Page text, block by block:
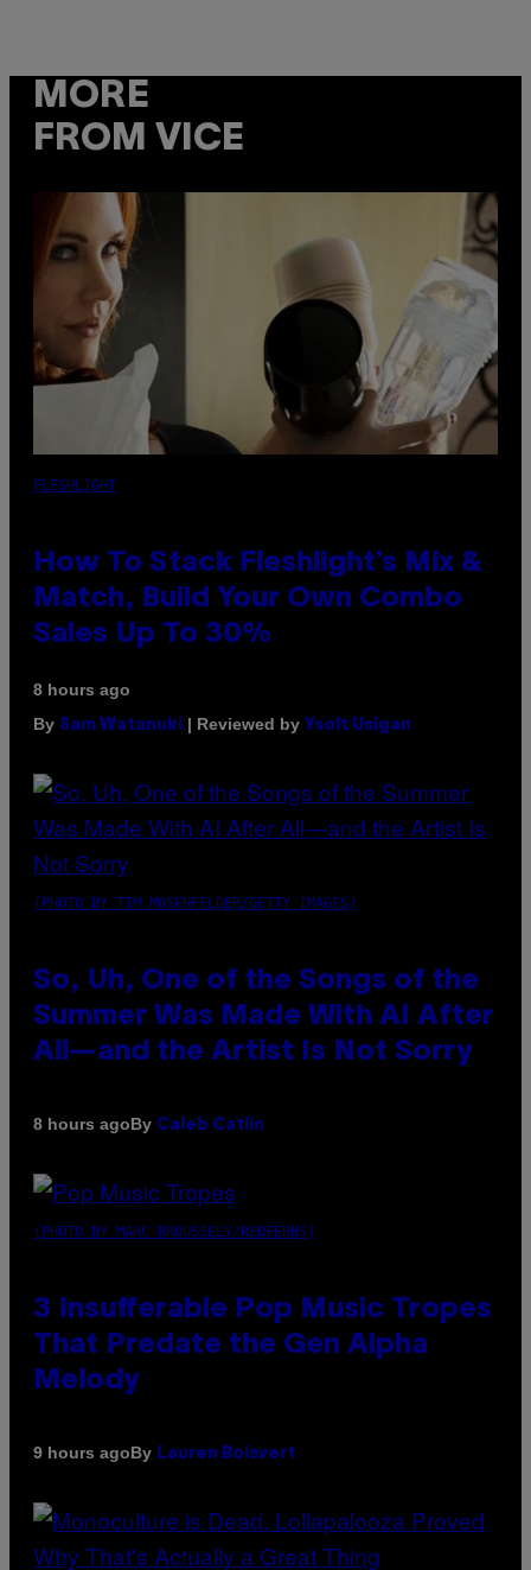
MORE
FROM VICE
FLESHLIGHT
How To Stack Fleshlight’s Mix &
Match, Build Your Own Combo
Sales Up To 30%
8 hours ago
By Sam Watanuki | Reviewed by Ysolt Usigan
(PHOTO BY TIM MOSENFELDER/GETTY IMAGES)
So, Uh, One of the Songs of the
Summer Was Made With AI After
All—and the Artist Is Not Sorry
8 hours agoBy Caleb Catlin
(PHOTO BY MARC BROUSSELY/REDFERNS)
3 Insufferable Pop Music Tropes
That Predate the Gen Alpha
Melody
9 hours agoBy Lauren Boisvert